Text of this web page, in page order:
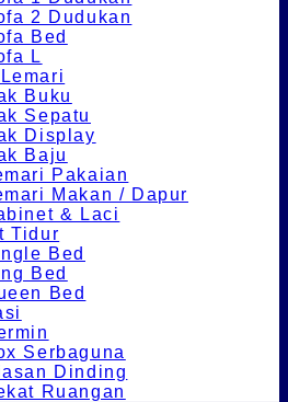
2 Dudukan
Bed
L
Buku
Sepatu
Display
Baju
Pakaian
Makan / Dapur
& Laci
Tidur
Bed
Bed
Bed
Serbaguna
Dinding
Ruangan